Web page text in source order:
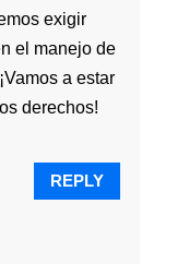
exigir
el manejo de
a estar
derechos!
REPLY